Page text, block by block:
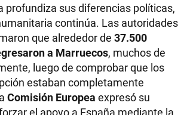
profundiza sus diferencias políticas,
continúa. Las autoridades
que alrededor de 37.500
a Marruecos, muchos de
luego de comprobar que los
estaban completamente
Comisión Europea expresó su
el apoyo a España mediante la